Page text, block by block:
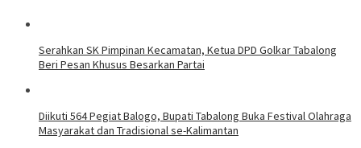
Serahkan SK Pimpinan Kecamatan, Ketua DPD Golkar Tabalong
Beri Pesan Khusus Besarkan Partai
Diikuti 564 Pegiat Balogo, Bupati Tabalong Buka Festival Olahraga
Masyarakat dan Tradisional se-Kalimantan